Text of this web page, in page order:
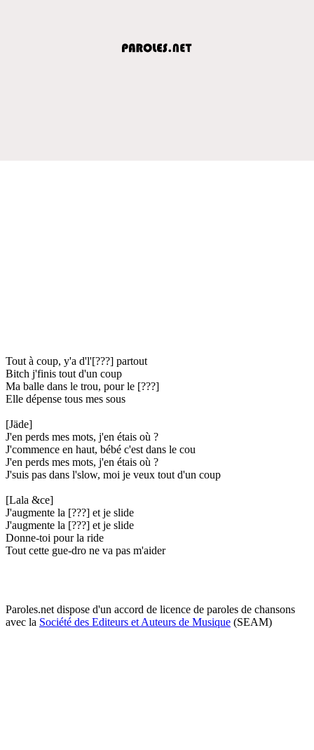
Tout à coup, y'a d'l'[???] partout
Bitch j'finis tout d'un coup
Ma balle dans le trou, pour le [???]
Elle dépense tous mes sous
[Jäde]
J'en perds mes mots, j'en étais où ?
J'commence en haut, bébé c'est dans le cou
J'en perds mes mots, j'en étais où ?
J'suis pas dans l'slow, moi je veux tout d'un coup
[Lala &ce]
J'augmente la [???] et je slide
J'augmente la [???] et je slide
Donne-toi pour la ride
Tout cette gue-dro ne va pas m'aider
Paroles.net dispose d'un accord de licence de paroles de chansons
avec la Société des Editeurs et Auteurs de Musique (SEAM)